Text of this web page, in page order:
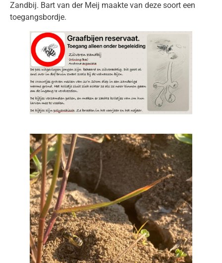
Zandbij. Bart van der Meij maakte van deze soort een
toegangsbordje.